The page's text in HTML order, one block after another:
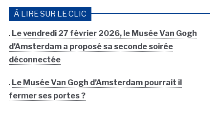
À LIRE SUR LE CLIC
. Le vendredi 27 février 2026, le Musée Van Gogh
d’Amsterdam a proposé sa seconde soirée
déconnectée
. Le Musée Van Gogh d’Amsterdam pourrait il
fermer ses portes ?